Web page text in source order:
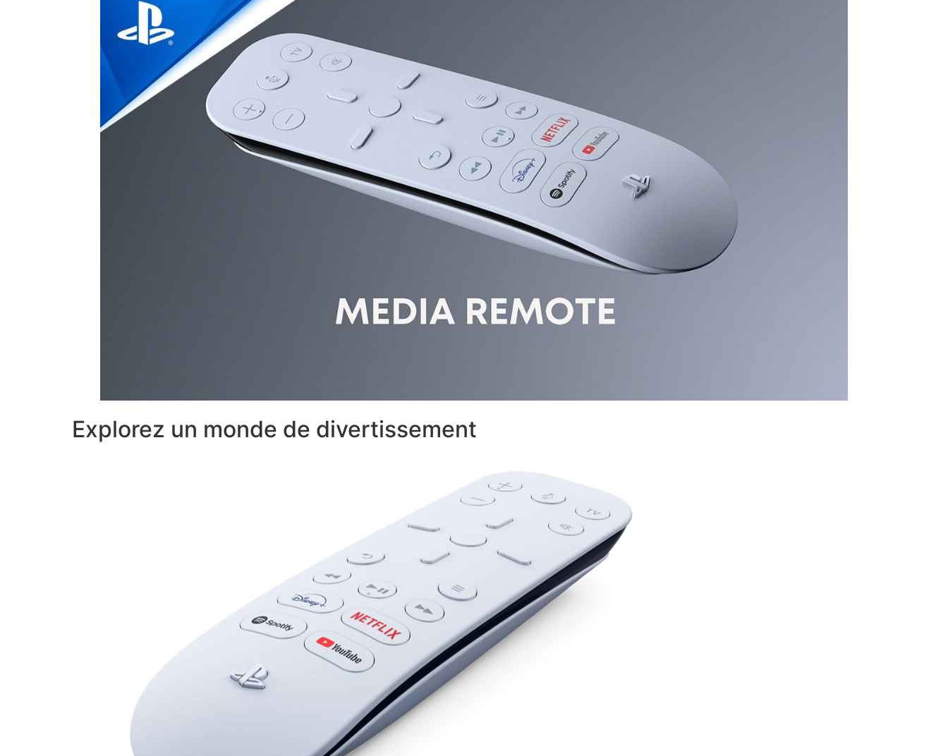
Explorez un monde de divertissement